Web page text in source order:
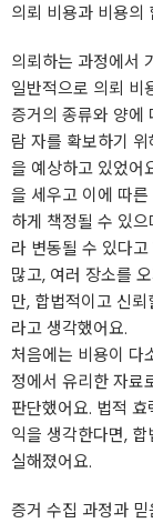
의뢰 비용과 비용의
의뢰하는 과정에서
일반적으로 의뢰 비
증거의 종류와 양에
람 자를 확보하기
을 예상하고 있었어
을 세우고 이에 따
하게 책정될 수 있
라 변동될 수 있다
많고, 여러 장소를
만, 합법적이고 신
라고 생각했어요.
처음에는 비용이 다
정에서 유리한 자료
판단했어요. 법적
익을 생각한다면,
실해졌어요.
증거 수집 과정과